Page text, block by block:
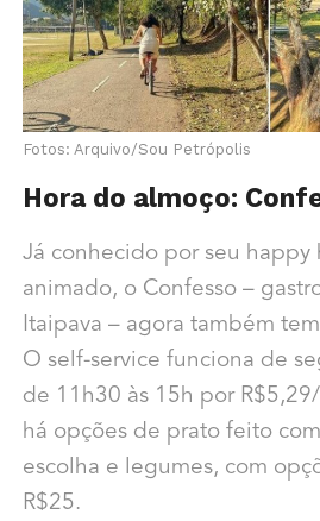
Fotos: Arquivo/Sou Petrópolis
Hora do almoço:
Já conhecido por seu happy
animado, o Confesso –
Itaipava – agora também
O self-service funciona de
de 11h30 às 15h por
há opções de prato feito
escolha e legumes, com
R$25.